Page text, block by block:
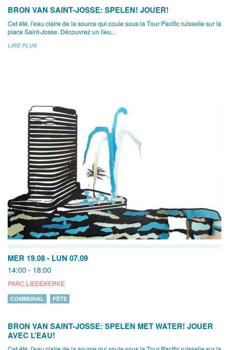
BRON VAN SAINT-JOSSE: SPELEN! JOUER!
Cet été, l'eau claire de la source qui coule sous la Tour Pacific ruisselle sur la
place Saint-Josse. Découvrez un lieu...
LIRE PLUS
MER 19.08 - LUN 07.09
14:00 - 18:00
PARC LIEDEKERKE
COMMUNAL FÊTE
BRON VAN SAINT-JOSSE: SPELEN MET WATER! JOUER
AVEC L’EAU!